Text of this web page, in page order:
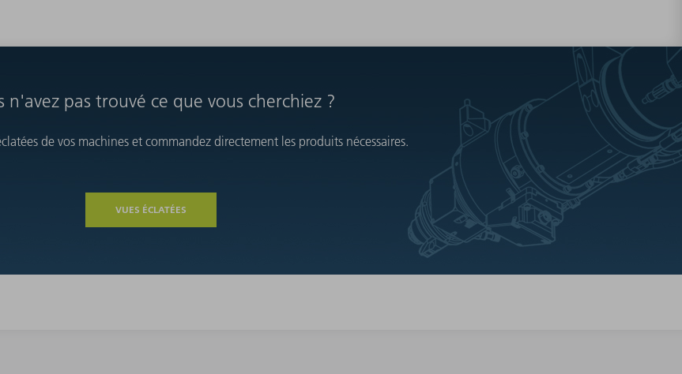
n'avez pas trouvé ce que vous cherchiez ?
de vos machines et commandez directement les produits nécessaires.
VUES ÉCLATÉES